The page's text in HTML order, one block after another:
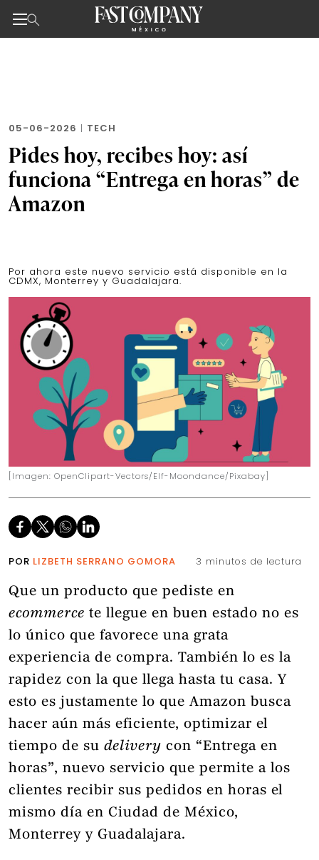
05-06-2026 | TECH
Pides hoy, recibes hoy: así
funciona “Entrega en horas” de
Amazon
Por ahora este nuevo servicio está disponible en la
CDMX, Monterrey y Guadalajara.
[Imagen: OpenClipart-Vectors/Elf-Moondance/Pixabay]
POR LIZBETH SERRANO GOMORA 3 minutos de lectura
Que un producto que pediste en
ecommerce te llegue en buen estado no es
lo único que favorece una grata
experiencia de compra. También lo es la
rapidez con la que llega hasta tu casa. Y
esto es justamente lo que Amazon busca
hacer aún más eficiente, optimizar el
tiempo de su delivery con “Entrega en
horas”, nuevo servicio que permite a los
clientes recibir sus pedidos en horas el
mismo día en Ciudad de México,
Monterrey y Guadalajara.